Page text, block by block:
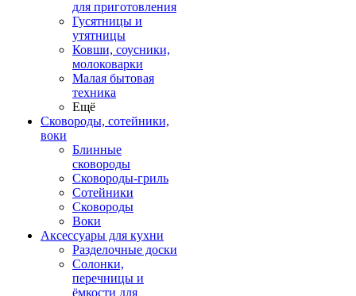
для приготовления
Гусятницы и
утятницы
Ковши, соусники,
молоковарки
Малая бытовая
техника
Ещё
Сковороды, сотейники,
воки
Блинные
сковороды
Сковороды-гриль
Сотейники
Сковороды
Воки
Аксессуары для кухни
Разделочные доски
Солонки,
перечницы и
ёмкости для